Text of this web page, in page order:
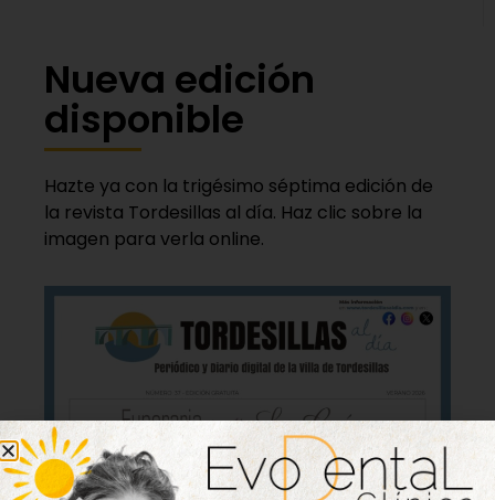
Nueva edición
disponible
Hazte ya con la trigésimo séptima edición de
la revista Tordesillas al día. Haz clic sobre la
imagen para verla online.